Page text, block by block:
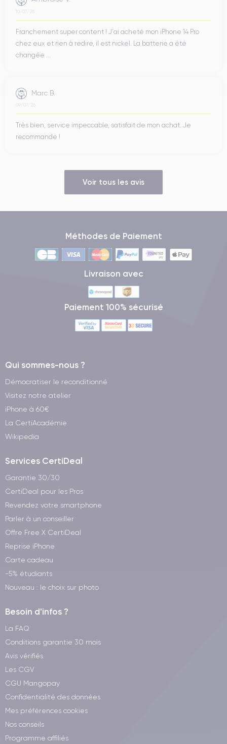
10/07/26
Franchement super content ! J'ai acheté mon iPhone 14 Pro
chez eux et rien à redire, il est nickel. La batterie a été
changée ...
Marc B.
09/07/26
Très bien, service impeccable, satisfait de mon achat. Je
recommande !
Voir tous les avis
Méthodes de Paiement
Livraison avec
Paiement 100% sécurisé
Qui sommes-nous ?
Démocratiser le reconditionné
Visitez notre atelier
iPhone à 60€
La CertiAcadémie
Wikipedia
Services CertiDeal
Garantie 30/30
CertiDeal pour les Pros
Revendez votre smartphone
Parler à un conseiller
Offre Free X CertiDeal
Reprise iPhone
Carte cadeau
-5% étudiants
Nouveau : le choix sur photo
Besoin d'infos ?
La FAQ
Conditions garantie 30 mois
Avis vérifiés
Les CGV
CGU Mangopay
Confidentialité des données
Mes préférences cookies
Nos conseils
Programme affiliés